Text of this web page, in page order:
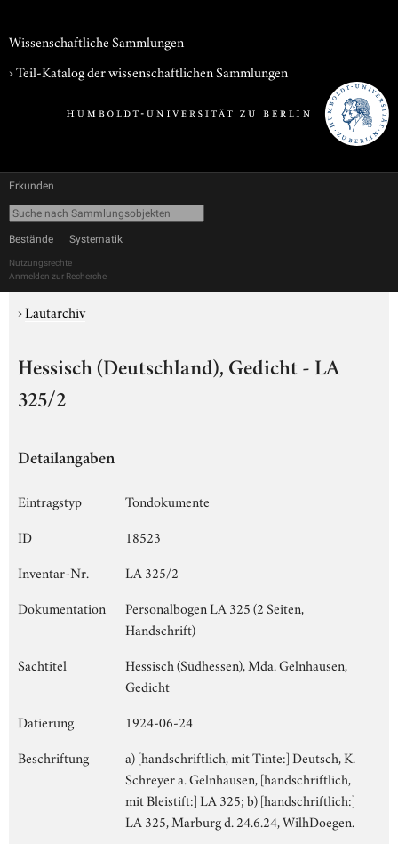
Wissenschaftliche Sammlungen
› Teil-Katalog der wissenschaftlichen Sammlungen
Erkunden
Bestände Systematik
Nutzungsrechte
Anmelden zur Recherche
›Lautarchiv
Hessisch (Deutschland), Gedicht - LA
325/2
Detailangaben
Eintragstyp
Tondokumente
ID
18523
Inventar-Nr.
LA 325/2
Dokumentation
Personalbogen LA 325 (2 Seiten,
Handschrift)
Sachtitel
Hessisch (Südhessen), Mda. Gelnhausen,
Gedicht
Datierung
1924-06-24
Beschriftung
a) [handschriftlich, mit Tinte:] Deutsch, K.
Schreyer a. Gelnhausen, [handschriftlich,
mit Bleistift:] LA 325; b) [handschriftlich:]
LA 325, Marburg d. 24.6.24, WilhDoegen.